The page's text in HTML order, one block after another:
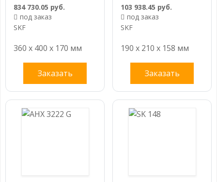
834 730.05 руб.
под заказ
SKF
360 x 400 x 170 мм
Заказать
103 938.45 руб.
под заказ
SKF
190 x 210 x 158 мм
Заказать